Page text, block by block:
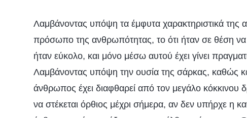
Λαμβάνοντας υπόψη τα έμφυτα χαρακτηριστικά της
πρόσωπο της ανθρωπότητας, το ότι ήταν σε θέση να
ήταν εύκολο, και μόνο μέσω αυτού έχει γίνει
Λαμβάνοντας υπόψη την ουσία της σάρκας, καθώς
άνθρωπος έχει διαφθαρεί από τον μεγάλο
να στέκεται όρθιος μέχρι σήμερα, αν δεν υπήρχε η